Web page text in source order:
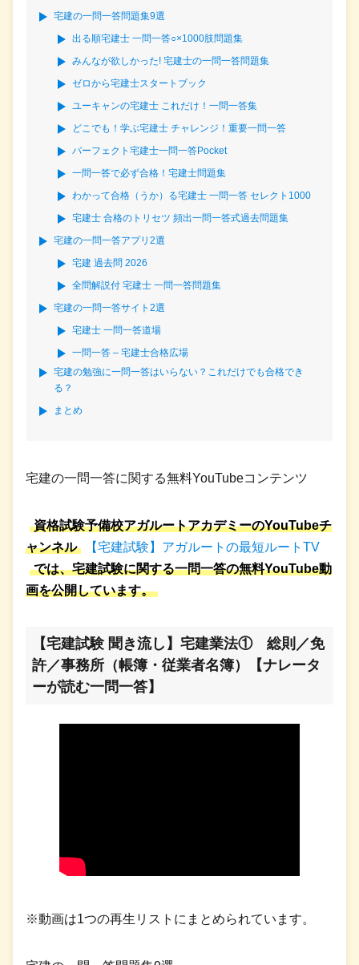
宅建の一問一答問題集9選
出る順宅建士 一問一答○×1000肢問題集
みんなが欲しかった! 宅建士の一問一答問題集
ゼロから宅建士スタートブック
ユーキャンの宅建士 これだけ！一問一答集
どこでも！学ぶ宅建士 チャレンジ！重要一問一答
パーフェクト宅建士一問一答Pocket
一問一答で必ず合格！宅建士問題集
わかって合格（うか）る宅建士 一問一答 セレクト1000
宅建士 合格のトリセツ 頻出一問一答式過去問題集
宅建の一問一答アプリ2選
宅建 過去問 2026
全問解説付 宅建士 一問一答問題集
宅建の一問一答サイト2選
宅建士 一問一答道場
一問一答 – 宅建士合格広場
宅建の勉強に一問一答はいらない？これだけでも合格でき
る？
まとめ
宅建の一問一答に関する無料YouTubeコンテンツ
資格試験予備校アガルートアカデミーのYouTubeチ
ャンネル
【宅建試験】アガルートの最短ルートTV
では、宅建試験に関する一問一答の無料YouTube動
画を公開しています。
【宅建試験 聞き流し】宅建業法① 総則／免
許／事務所（帳簿・従業者名簿）【ナレータ
ーが読む一問一答】
※動画は1つの再生リストにまとめられています。